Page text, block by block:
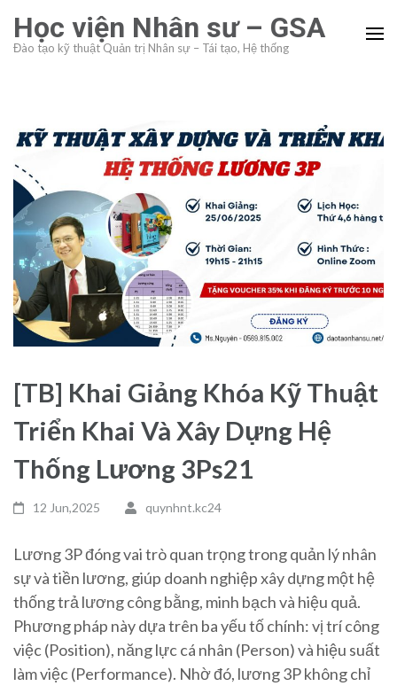
content
Học viện Nhân sư – GSA
Đào tạo kỹ thuật Quản trị Nhân sự – Tái tạo, Hệ thống
[TB] Khai Giảng Khóa Kỹ Thuật
Triển Khai Và Xây Dựng Hệ
Thống Lương 3Ps21
12 Jun,2025 quynhnt.kc24
Lương 3P đóng vai trò quan trọng trong quản lý nhân
sự và tiền lương, giúp doanh nghiệp xây dựng một hệ
thống trả lương công bằng, minh bạch và hiệu quả.
Phương pháp này dựa trên ba yếu tố chính: vị trí công
việc (Position), năng lực cá nhân (Person) và hiệu suất
làm việc (Performance). Nhờ đó, lương 3P không chỉ